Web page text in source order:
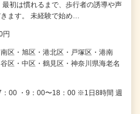
初は慣れるまで、歩行者の誘導や声
ます。 未経験で始め…
円
区・旭区・港北区・戸塚区・港南
区・中区・鶴見区・神奈川県海老名
：00 ・9：00〜18：00 ※1日8時間 週